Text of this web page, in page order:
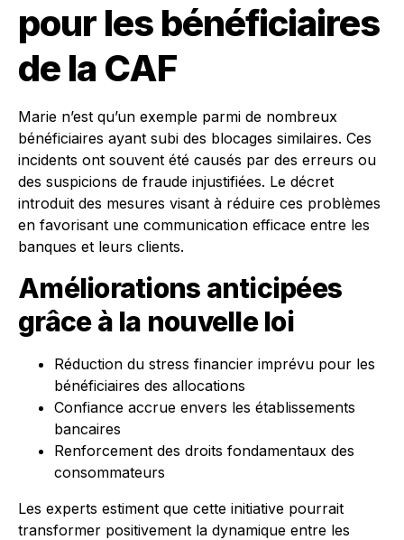
pour les bénéficiaires
de la CAF
Marie n’est qu’un exemple parmi de nombreux
bénéficiaires ayant subi des blocages similaires. Ces
incidents ont souvent été causés par des erreurs ou
des suspicions de fraude injustifiées. Le décret
introduit des mesures visant à réduire ces problèmes
en favorisant une communication efficace entre les
banques et leurs clients.
Améliorations anticipées
grâce à la nouvelle loi
Réduction du stress financier imprévu pour les
bénéficiaires des allocations
Confiance accrue envers les établissements
bancaires
Renforcement des droits fondamentaux des
consommateurs
Les experts estiment que cette initiative pourrait
transformer positivement la dynamique entre les